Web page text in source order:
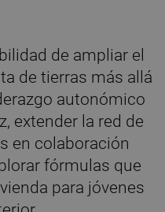
de ampliar el
de tierras más allá
autonómico
extender la red de
en colaboración
fórmulas que
para jóvenes